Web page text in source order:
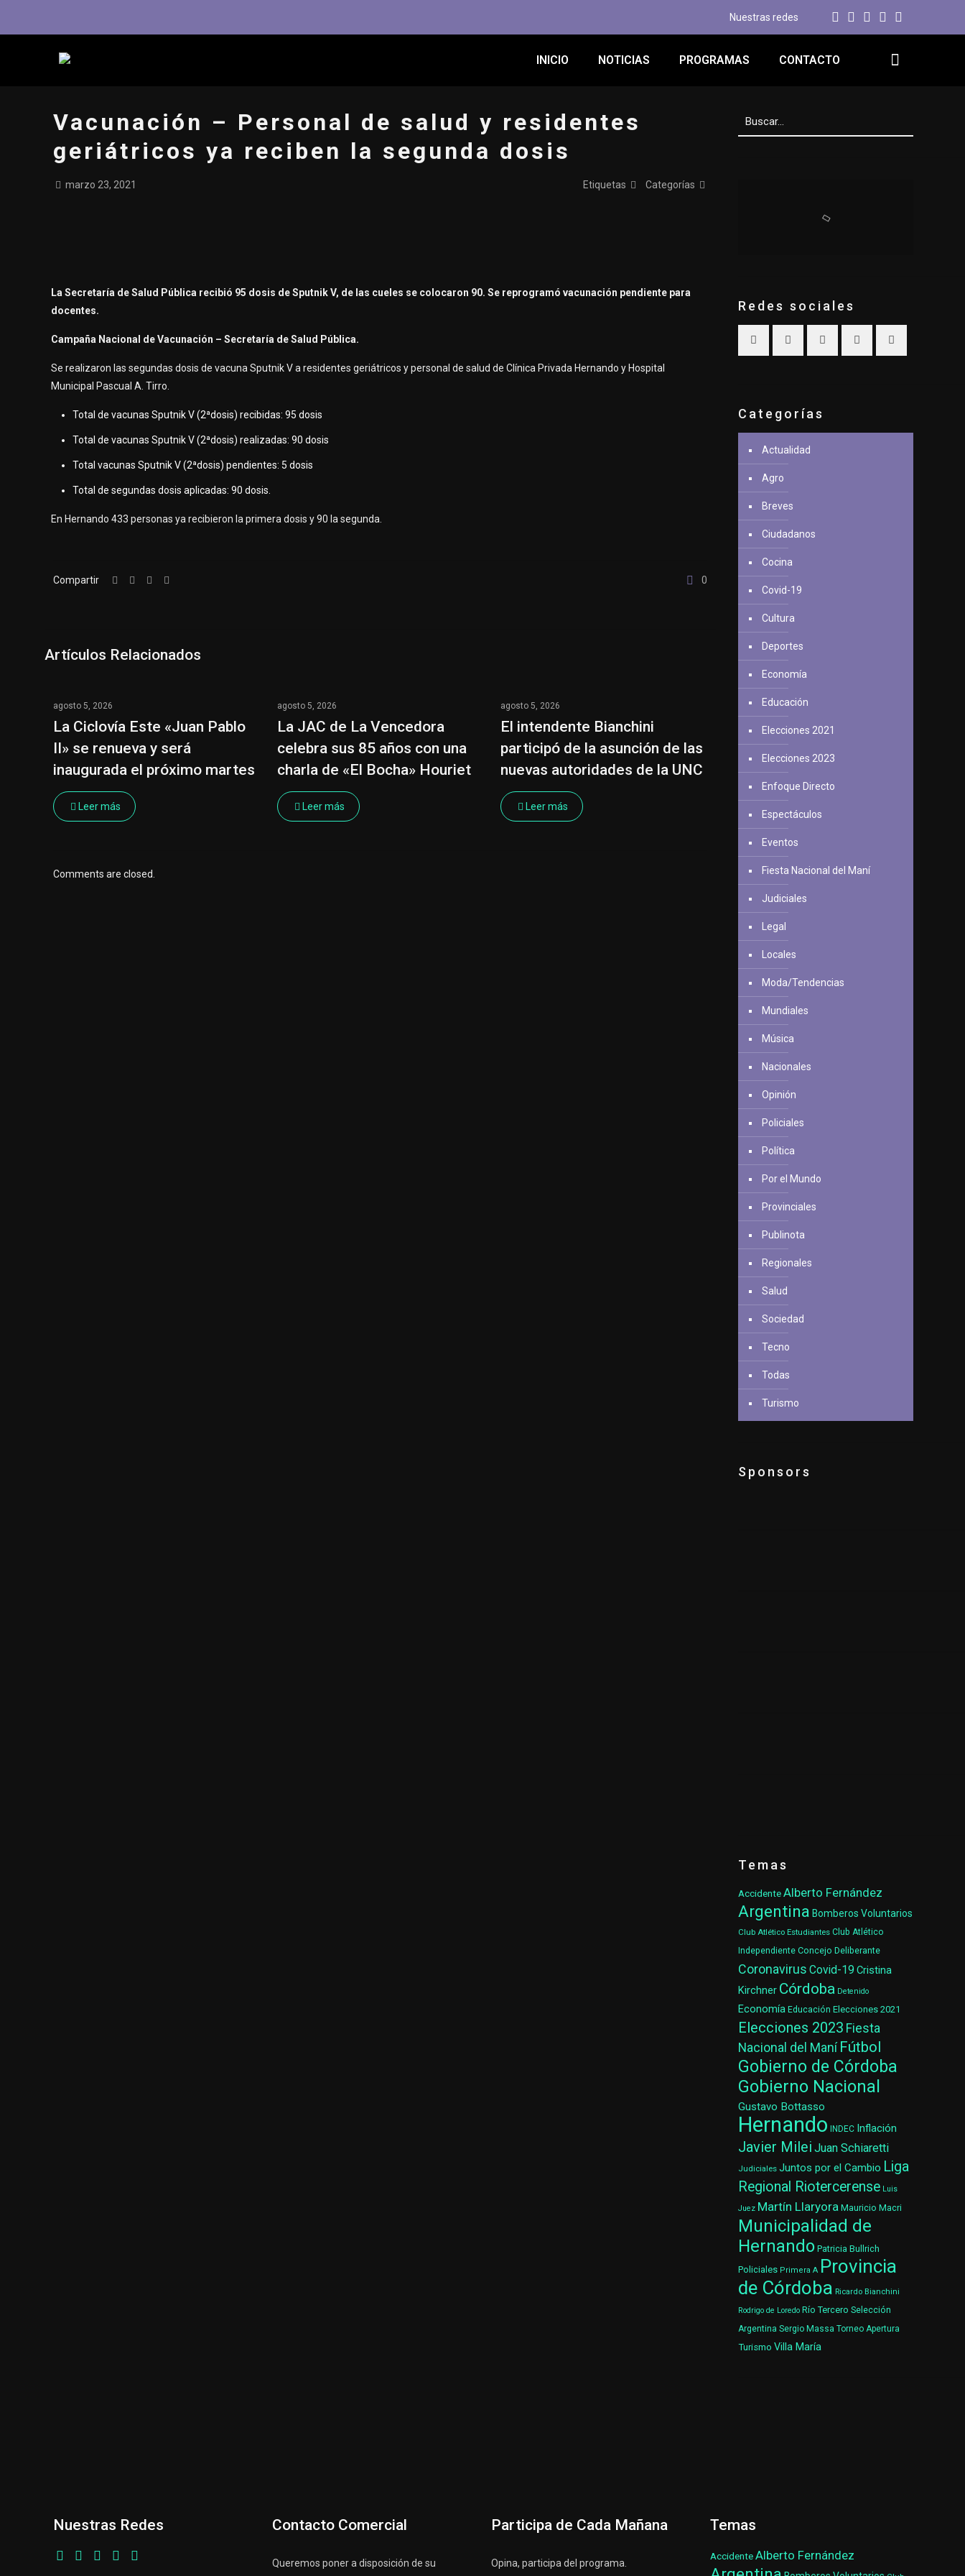
Nuestras redes
INICIO NOTICIAS PROGRAMAS CONTACTO
Vacunación – Personal de salud y residentes
geriátricos ya reciben la segunda dosis
marzo 23, 2021 Categorías
Etiquetas
La Secretaría de Salud Pública recibió 95 dosis de Sputnik V, de las cueles se colocaron 90. Se reprogramó vacunación pendiente para
docentes.
Campaña Nacional de Vacunación – Secretaría de Salud Pública.
Se realizaron las segundas dosis de vacuna Sputnik V a residentes geriátricos y personal de salud de Clínica Privada Hernando y Hospital
Municipal Pascual A. Tirro.
Total de vacunas Sputnik V (2ªdosis) recibidas: 95 dosis
Total de vacunas Sputnik V (2ªdosis) realizadas: 90 dosis
Total vacunas Sputnik V (2ªdosis) pendientes: 5 dosis
Total de segundas dosis aplicadas: 90 dosis.
En Hernando 433 personas ya recibieron la primera dosis y 90 la segunda.
Compartir 0
Artículos Relacionados
agosto 5, 2026
La Ciclovía Este «Juan Pablo
II» se renueva y será
inaugurada el próximo martes
Leer más
agosto 5, 2026
La JAC de La Vencedora
celebra sus 85 años con una
charla de «El Bocha» Houriet
Leer más
agosto 5, 2026
El intendente Bianchini
participó de la asunción de las
nuevas autoridades de la UNC
Leer más
Comments are closed.
Redes sociales
Categorías
Actualidad
Agro
Breves
Ciudadanos
Cocina
Covid-19
Cultura
Deportes
Economía
Educación
Elecciones 2021
Elecciones 2023
Enfoque Directo
Espectáculos
Eventos
Fiesta Nacional del Maní
Judiciales
Legal
Locales
Moda/Tendencias
Mundiales
Música
Nacionales
Opinión
Policiales
Política
Por el Mundo
Provinciales
Publinota
Regionales
Salud
Sociedad
Tecno
Todas
Turismo
Sponsors
Temas
AccidenteAlberto Fernández
Argentina Bomberos Voluntarios
Club Atlético Estudiantes Club Atlético
Independiente Concejo Deliberante
Coronavirus Covid-19 Cristina
Kirchner Córdoba Detenido
Economía Educación Elecciones 2021
Elecciones 2023 Fiesta
Nacional del Maní Fútbol
Gobierno de Córdoba
Gobierno Nacional
Gustavo Bottasso
Hernando INDEC Inflación
Javier Milei Juan Schiaretti
Judiciales Juntos por el Cambio Liga
Regional Riotercerense Luis
Juez Martín Llaryora Mauricio Macri
Municipalidad de
Hernando Patricia Bullrich
Policiales Primera A Provincia
de Córdoba Ricardo Bianchini
Rodrigo de Loredo Río Tercero Selección
Argentina Sergio Massa Torneo Apertura
Turismo Villa María
Nuestras Redes Contacto Comercial
Queremos poner a disposición de su
Participa de Cada Mañana
Opina, participa del programa.
Temas
AccidenteAlberto Fernández